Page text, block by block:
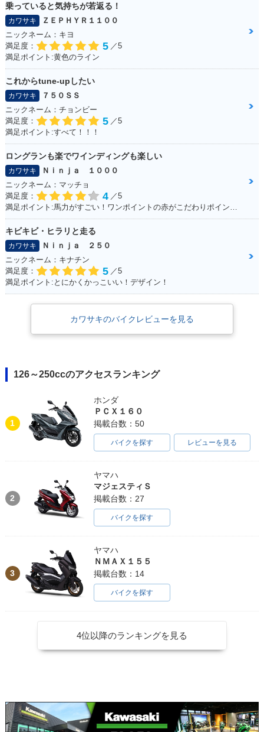
乗っていると気持ちが若返る！
カワサキ
ＺＥＰＨＹＲ１１００
ニックネーム：キヨ
満足度：
5 ／5
満足ポイント:黄色のライン
これからtune‐upしたい
カワサキ
７５０ＳＳ
ニックネーム：チョンビー
満足度：
5 ／5
満足ポイント:すべて！！！
ロングランも楽でワインディングも楽しい
カワサキ
Ｎｉｎｊａ １０００
ニックネーム：マッチョ
満足度：
4 ／5
キビキビ・ヒラリと走る
カワサキ
Ｎｉｎｊａ ２５０
ニックネーム：キナチン
満足度：
5 ／5
満足ポイント:とにかくかっこいい！デザイン！
カワサキのバイクレビューを見る
126～250ccのアクセスランキング
1
ホンダ
ＰＣＸ１６０
掲載台数：50
バイクを探す レビューを見る
2
ヤマハ
マジェスティＳ
掲載台数：27
バイクを探す
3
ヤマハ
ＮＭＡＸ１５５
掲載台数：14
バイクを探す
4位以降のランキングを見る